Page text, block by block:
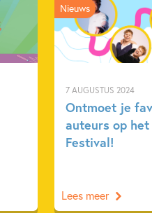
7 AUGUSTUS 2024
Ontmoet je
auteurs op het
Festival!
Nieuws
Lees meer